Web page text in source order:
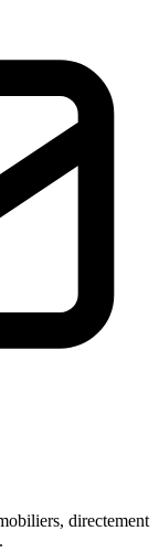
directement